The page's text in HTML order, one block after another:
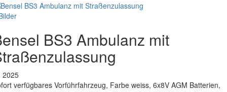
BS3 Ambulanz mit
2025
verfügbares Vorführfahrzeug, Farbe weiss, 6x8V AGM Batterien,